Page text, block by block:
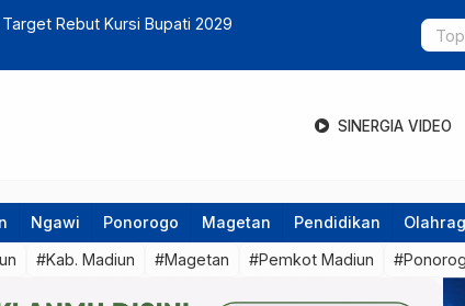
Lampu Hijau Merombak Pejabat Sesuai
DPRD
hingga
SINERGIA VIDEO
Ngawi Ponorogo Magetan Pendidikan
#Kab. Madiun #Magetan #Pemkot Madiun